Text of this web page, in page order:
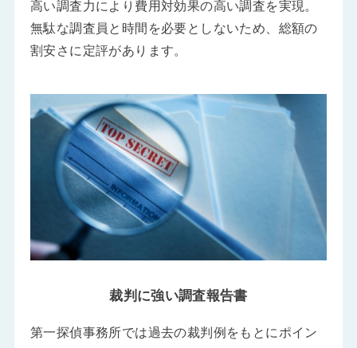
高い調査力により費用対効果の高い調査を実現。
無駄な調査員と時間を必要としないため、総額の
割安さに定評があります。
裁判に強い調査報告書
第一探偵事務所では過去の裁判例をもとにポイン